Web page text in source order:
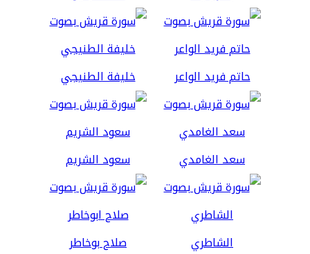
حاتم فريد الواعر خليفة الطنيجي
سعد الغامدي سعود الشريم
الشاطري صلاح بوخاطر